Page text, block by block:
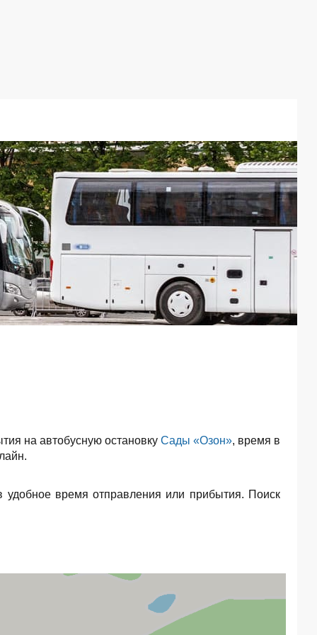
на автобусную остановку Сады «Озон», время в
время отправления или прибытия. Поиск